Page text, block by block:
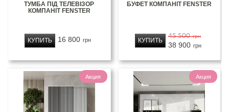
ТУМБА ПІД ТЕЛЕВІЗОР
КОМПАНІТ FENSTER
16 800 грн
КУПИТЬ
БУФЕТ КОМПАНІТ FENSTER
45 500 грн
38 900 грн
КУПИТЬ
Акция Акция